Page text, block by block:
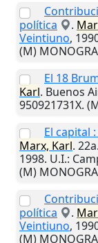
política
.
Veintiuno,
(M)
El 18
Karl. Buenos
950921731X.
El capital
Marx, Karl.
1998. U.I.:
(M)
política
.
Veintiuno,
(M)